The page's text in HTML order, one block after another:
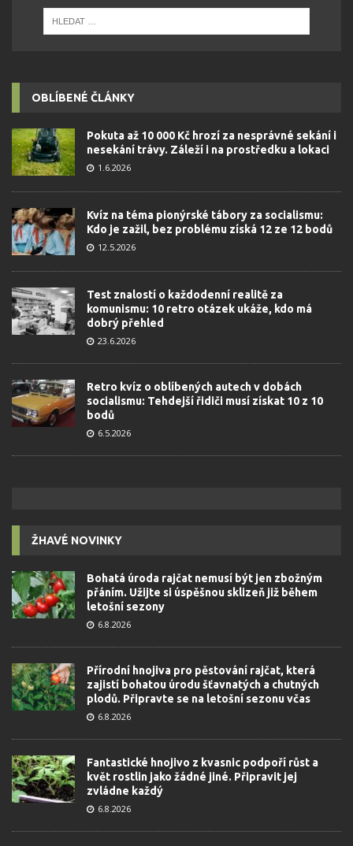
OBLÍBENÉ ČLÁNKY
Pokuta až 10 000 Kč hrozí za nesprávné sekání i
nesekání trávy. Záleží i na prostředku a lokaci
1.6.2026
Kvíz na téma pionýrské tábory za socialismu:
Kdo je zažil, bez problému získá 12 ze 12 bodů
12.5.2026
Test znalostí o každodenní realitě za
komunismu: 10 retro otázek ukáže, kdo má
dobrý přehled
23.6.2026
Retro kvíz o oblíbených autech v dobách
socialismu: Tehdejší řidiči musí získat 10 z 10
bodů
6.5.2026
ŽHAVÉ NOVINKY
Bohatá úroda rajčat nemusí být jen zbožným
přáním. Užijte si úspěšnou sklizeň již během
letošní sezony
6.8.2026
Přírodní hnojiva pro pěstování rajčat, která
zajistí bohatou úrodu šťavnatých a chutných
plodů. Připravte se na letošní sezonu včas
6.8.2026
Fantastické hnojivo z kvasnic podpoří růst a
květ rostlin jako žádné jiné. Připravit jej
zvládne každý
6.8.2026